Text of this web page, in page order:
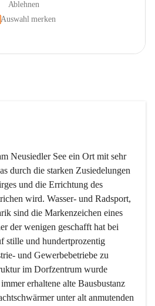
Ablehnen
Auswahl merken
Neusiedler See ein Ort mit sehr
durch die starken Zusiedelungen
und die Errichtung des
wird. Wasser- und Radsport,
sind die Markenzeichen eines
der wenigen geschafft hat bei
stille und hundertprozentig
und Gewerbebetriebe zu
im Dorfzentrum wurde
erhaltene alte Bausbustanz
unter alt anmutenden